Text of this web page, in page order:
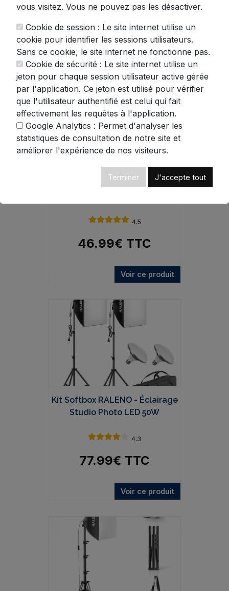
4.3
35.00 €TTC
Voir ce produit
Kit Softbox Photography -
4.5
46.99€ TTC
Voir ce produit
Kit Softbox RALENO - Éclairage
Studio Photo LED 50W
4.3
77.99€ TTC
Voir ce produit
vous visitez. Vous ne pouvez pas les désactiver.
Cookie de session : Le site internet utilise un
cookie pour identifier les sessions utilisateurs.
Sans ce cookie, le site internet ne fonctionne pas.
Cookie de sécurité : Le site internet utilise un
jeton pour chaque session utilisateur active gérée
par l'application. Ce jeton est utilisé pour vérifier
que l'utilisateur authentifié est celui qui fait
effectivement les requêtes à l'application.
Google Analytics : Permet d'analyser les
statistiques de consultation de notre site et
améliorer l'expérience de nos visiteurs.
Terminer J'accepte tout